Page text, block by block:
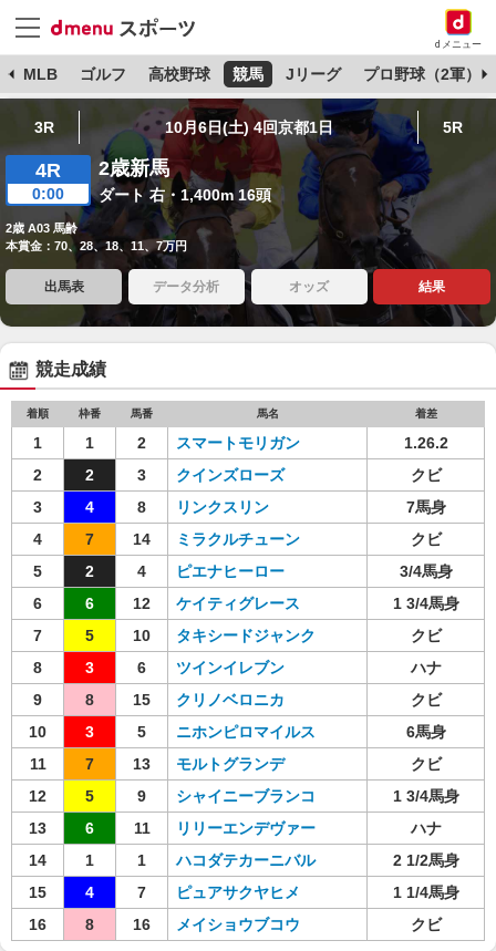
dメニュー
MLB ゴルフ 高校野球 競馬 Jリーグ プロ野球（2軍）
3R 10月6日(土) 4回京都1日 5R
4R
0:00
2歳新馬
ダート 右・1,400m 16頭
2歳 A03 馬齢
本賞金：70、28、18、11、7万円
出馬表 データ分析 オッズ 結果
競走成績
着順 枠番 馬番 馬名 着差
1 1 2 スマートモリガン
1.26.2
2
2 3 クインズローズ
クビ
3
4 8 リンクスリン
7馬身
4
7 14 ミラクルチューン
クビ
5
2 4 ピエナヒーロー
3/4馬身
6
6 12 ケイティグレース
1 3/4馬身
7
5 10 タキシードジャンク
クビ
8
3 6 ツインイレブン
ハナ
9
8 15 クリノベロニカ
クビ
10
3 5 ニホンピロマイルス
6馬身
11
7 13 モルトグランデ
クビ
12
5 9 シャイニーブランコ
1 3/4馬身
13
6 11 リリーエンデヴァー
ハナ
14
1 1 ハコダテカーニバル
2 1/2馬身
15
4 7 ピュアサクヤヒメ
1 1/4馬身
16
8 16 メイショウブコウ クビ